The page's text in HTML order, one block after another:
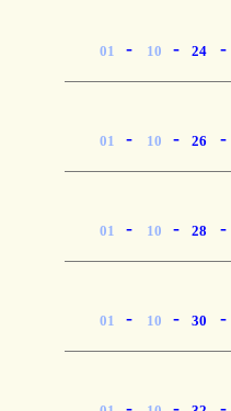
01 - 10 - 24 -
01 - 10 - 26 -
01 - 10 - 28 -
01 - 10 - 30 -